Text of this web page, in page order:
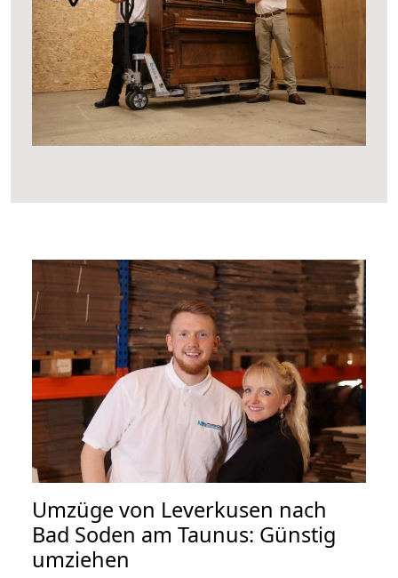
Umzüge von Leverkusen nach
Bad Soden am Taunus: Günstig
umziehen